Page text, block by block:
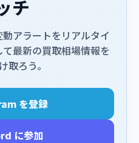
チ
アラートをリアルタイ
最新の買取相場情報を
取ろう。
を登録
に参加